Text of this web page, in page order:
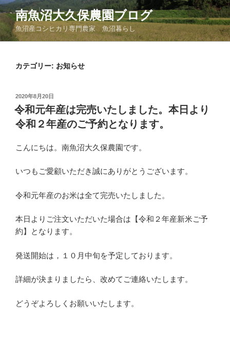
コ
ン
テ
ン
南魚沼大久保農園ブログ
魚沼産コシヒカリ専門農家 魚沼暮らし
カテゴリー: お知らせ
投
稿
日:
2020年8月20日
令和元年産は完売いたしました。本日より
令和２年産のご予約となります。
こんにちは。南魚沼大久保農園です。
いつもご愛顧いただき誠にありがとうございます。
令和元年産のお米は全て完売いたしました。
本日よりご注文いただいた場合は【令和２年産新米ご予
約】となります。
発送開始は，１０月中旬を予定しております。
詳細が決まりましたら、改めてご連絡いたします。
どうぞよろしくお願いいたします。